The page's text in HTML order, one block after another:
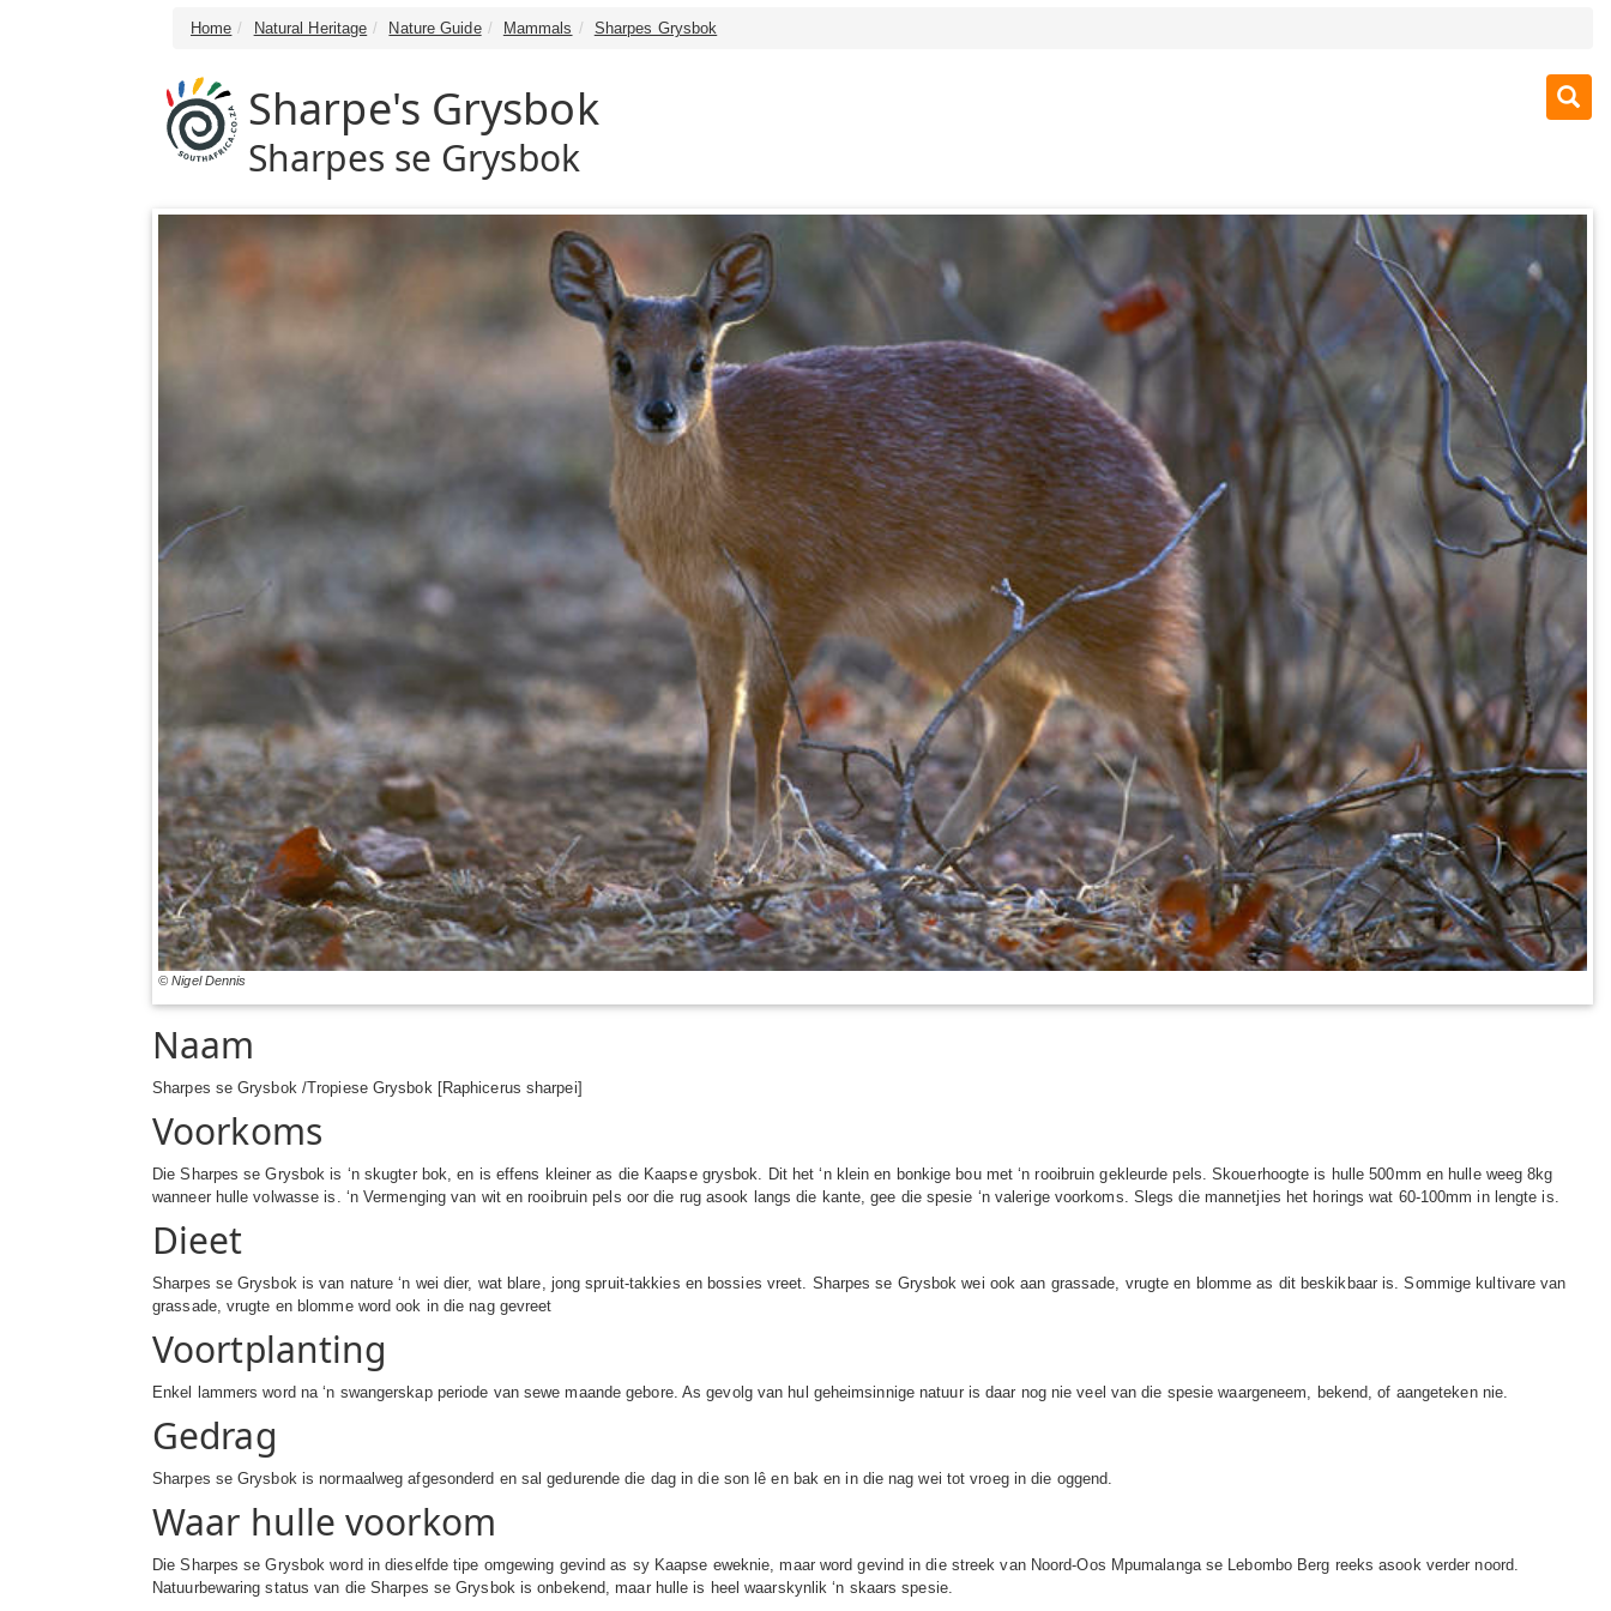
Home Natural Heritage Nature Guide Mammals Sharpes Grysbok
Sharpe's Grysbok
Sharpes se Grysbok
© Nigel Dennis
Naam
Sharpes se Grysbok /Tropiese Grysbok [Raphicerus sharpei]
Voorkoms
Die Sharpes se Grysbok is ‘n skugter bok, en is effens kleiner as die Kaapse grysbok. Dit het ‘n klein en bonkige bou met ‘n rooibruin gekleurde pels. Skouerhoogte is hulle 500mm en hulle weeg 8kg
wanneer hulle volwasse is. ‘n Vermenging van wit en rooibruin pels oor die rug asook langs die kante, gee die spesie ‘n valerige voorkoms. Slegs die mannetjies het horings wat 60-100mm in lengte is.
Dieet
Sharpes se Grysbok is van nature ‘n wei dier, wat blare, jong spruit-takkies en bossies vreet. Sharpes se Grysbok wei ook aan grassade, vrugte en blomme as dit beskikbaar is. Sommige kultivare van
grassade, vrugte en blomme word ook in die nag gevreet
Voortplanting
Enkel lammers word na ‘n swangerskap periode van sewe maande gebore. As gevolg van hul geheimsinnige natuur is daar nog nie veel van die spesie waargeneem, bekend, of aangeteken nie.
Gedrag
Sharpes se Grysbok is normaalweg afgesonderd en sal gedurende die dag in die son lê en bak en in die nag wei tot vroeg in die oggend.
Waar hulle voorkom
Die Sharpes se Grysbok word in dieselfde tipe omgewing gevind as sy Kaapse eweknie, maar word gevind in die streek van Noord-Oos Mpumalanga se Lebombo Berg reeks asook verder noord.
Natuurbewaring status van die Sharpes se Grysbok is onbekend, maar hulle is heel waarskynlik ‘n skaars spesie.